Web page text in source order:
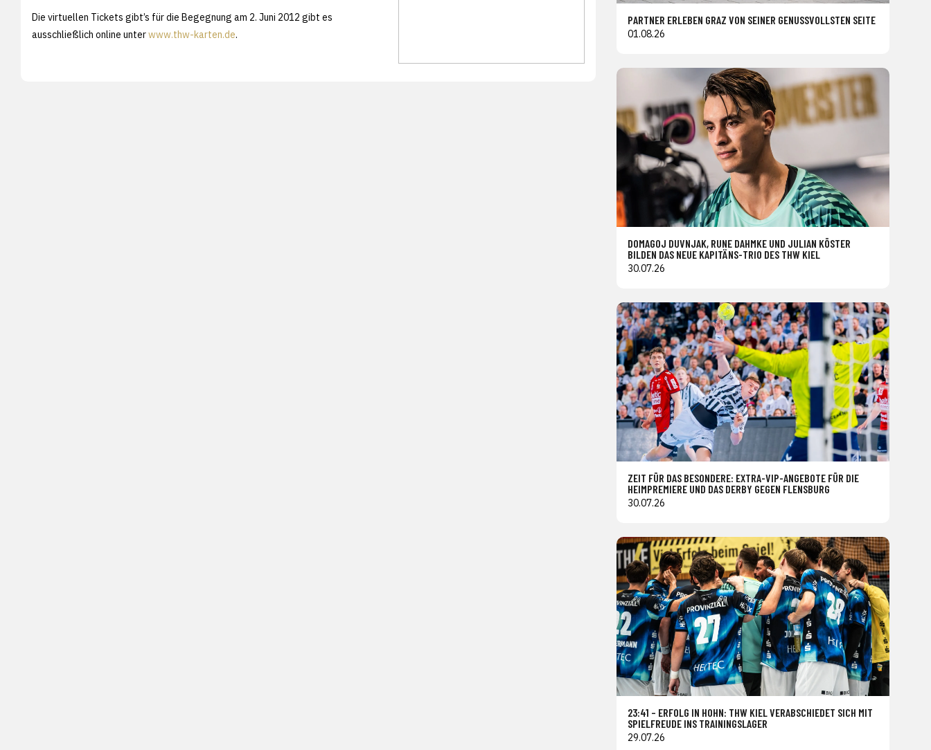
Die virtuellen Tickets gibt’s für die Begegnung am 2. Juni 2012 gibt es
ausschließlich online unterwww.thw-karten.de.
PARTNER ERLEBEN GRAZ VON SEINER GENUSSVOLLSTEN SEITE
01.08.26
DOMAGOJ DUVNJAK, RUNE DAHMKE UND JULIAN KÖSTER
BILDEN DAS NEUE KAPITÄNS-TRIO DES THW KIEL
30.07.26
ZEIT FÜR DAS BESONDERE: EXTRA-VIP-ANGEBOTE FÜR DIE
HEIMPREMIERE UND DAS DERBY GEGEN FLENSBURG
30.07.26
23:41 – ERFOLG IN HOHN: THW KIEL VERABSCHIEDET SICH MIT
SPIELFREUDE INS TRAININGSLAGER
29.07.26